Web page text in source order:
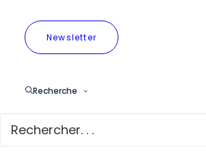
Newsletter
Recherche
quartier apaisé Neerstalle
de suivre l’évolution de ce
quartier apaisé et deux ans
Les résultats des mesures